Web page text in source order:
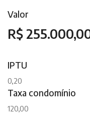
Valor
R$
IPTU
0,20
Taxa condomínio
120,00